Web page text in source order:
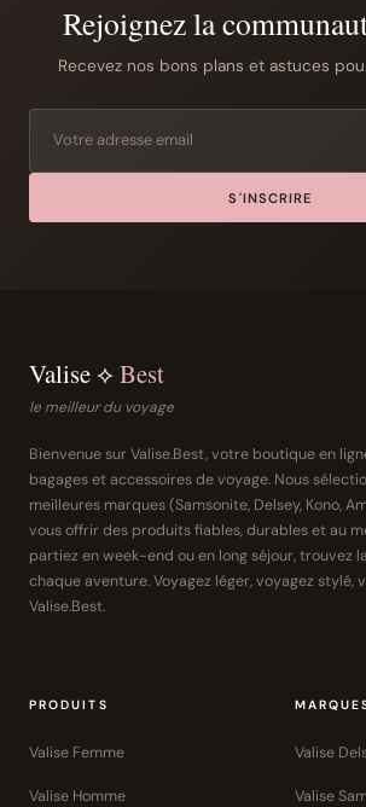
Rejoignez la
Recevez nos bons plans et astuces
S'INSCRIRE
Valise ⟡ Best
le meilleur du voyage
Bienvenue sur Valise.Best, votre boutique en
bagages et accessoires de voyage. Nous
meilleures marques (Samsonite, Delsey, Kono,
vous offrir des produits fiables, durables et au
partiez en week-end ou en long séjour, trouvez
chaque aventure. Voyagez léger, voyagez stylé,
Valise.Best.
PRODUITS
Valise Femme
Valise Homme
Valise
Valise